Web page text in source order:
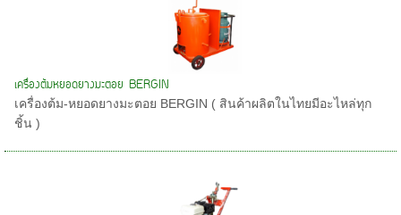
เครื่องต้มหยอดยางมะตอย BERGIN
เครื่องต้ม-หยอดยางมะตอย BERGIN ( สินค้าผลิตในไทยมีอะไหล่ทุก
ชิ้น )